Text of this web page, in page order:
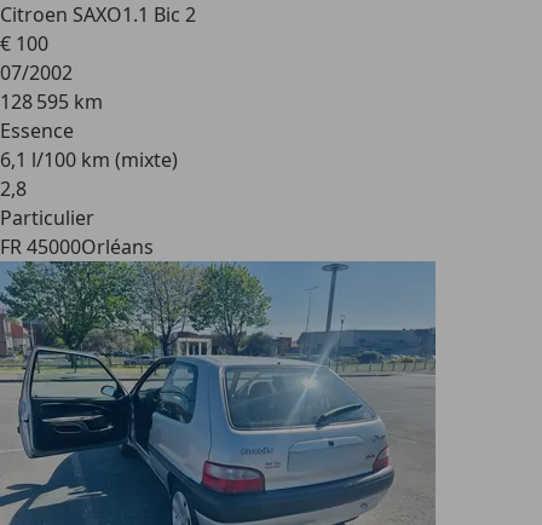
Citroen SAXO1.1 Bic 2
€ 100
07/2002
128 595 km
Essence
6,1 l/100 km (mixte)
2,8
Particulier
FR 45000Orléans